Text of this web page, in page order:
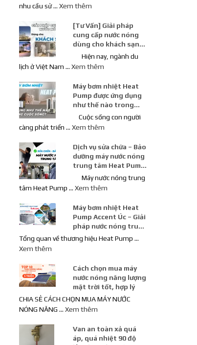
nhu cầu sử … Xem thêm
[Tư Vấn] Giải pháp
cung cấp nước nóng
dùng cho khách sạn
loại nào tốt nhất?
Hiện nay, ngành du
lịch ở Việt Nam … Xem thêm
Máy bơm nhiệt Heat
Pump được ứng dụng
như thế nào trong
cuộc sống con người
Cuộc sống con người
càng phát triển … Xem thêm
Dịch vụ sửa chữa – Bảo
dưỡng máy nước nóng
trung tâm Heat Pump
chuyên nghiệp
Máy nước nóng trung
tâm Heat Pump … Xem thêm
Máy bơm nhiệt Heat
Pump Accent Úc – Giải
pháp nước nóng trung
tâm công suất lớn
Tổng quan về thương hiệu Heat Pump …
Xem thêm
Cách chọn mua máy
nước nóng năng lượng
mặt trời tốt, hợp lý
CHIA SẺ CÁCH CHỌN MUA MÁY NƯỚC
NÓNG NĂNG … Xem thêm
Van an toàn xả quá
áp, quá nhiệt 90 độ